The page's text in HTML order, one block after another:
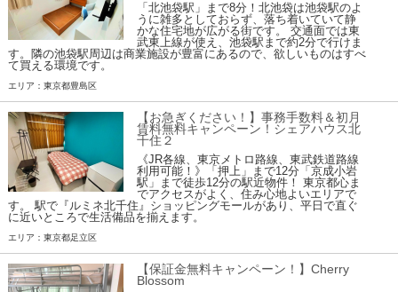
「北池袋駅」まで8分！北池袋は池袋駅のよ
うに雑多としておらず、落ち着いていて静
かな住宅地が広がる街です。 交通面では東
武東上線が使え、池袋駅まで約2分で行けま
す。隣の池袋駅周辺は商業施設が豊富にあるので、欲しいものはすべ
て買える環境です。
エリア：東京都豊島区
【お急ぎください！】事務手数料＆初月
賃料無料キャンペーン！シェアハウス北
千住２
《JR各線、東京メトロ路線、東武鉄道路線
利用可能！》「押上」まで12分「京成小岩
駅」まで徒歩12分の駅近物件！ 東京都心ま
でアクセスがよく、住み心地よいエリアで
す。 駅で『ルミネ北千住』ショッピングモールがあり、平日で直ぐ
に近いところで生活備品を揃えます。
エリア：東京都足立区
【保証金無料キャンペーン！】Cherry
Blossom